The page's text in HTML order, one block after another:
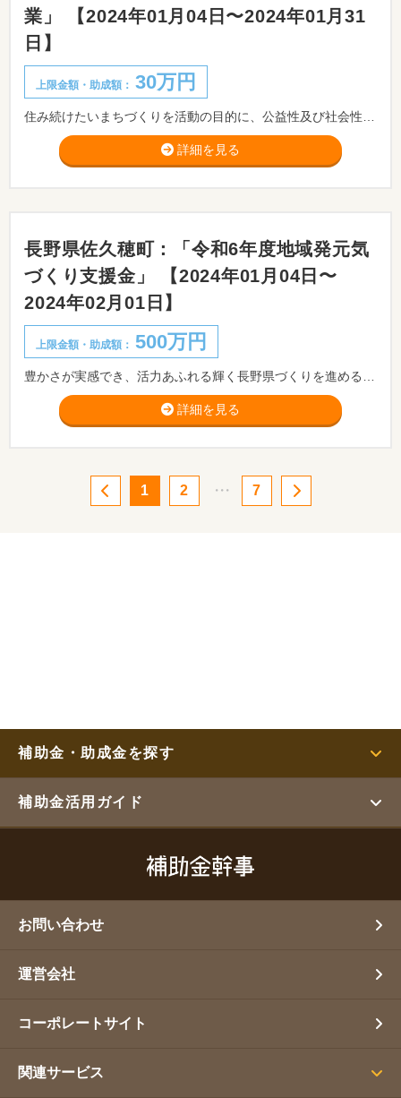
業」 【2024年01月04日〜2024年01月31
日】
上限金額・助成額： 30万円
詳細を見る
長野県佐久穂町：「令和6年度地域発元気
づくり支援金」 【2024年01月04日〜
2024年02月01日】
上限金額・助成額： 500万円
詳細を見る
1 2 ・・・ 7
補助金・助成金を探す
補助金活用ガイド
お問い合わせ
運営会社
コーポレートサイト
関連サービス